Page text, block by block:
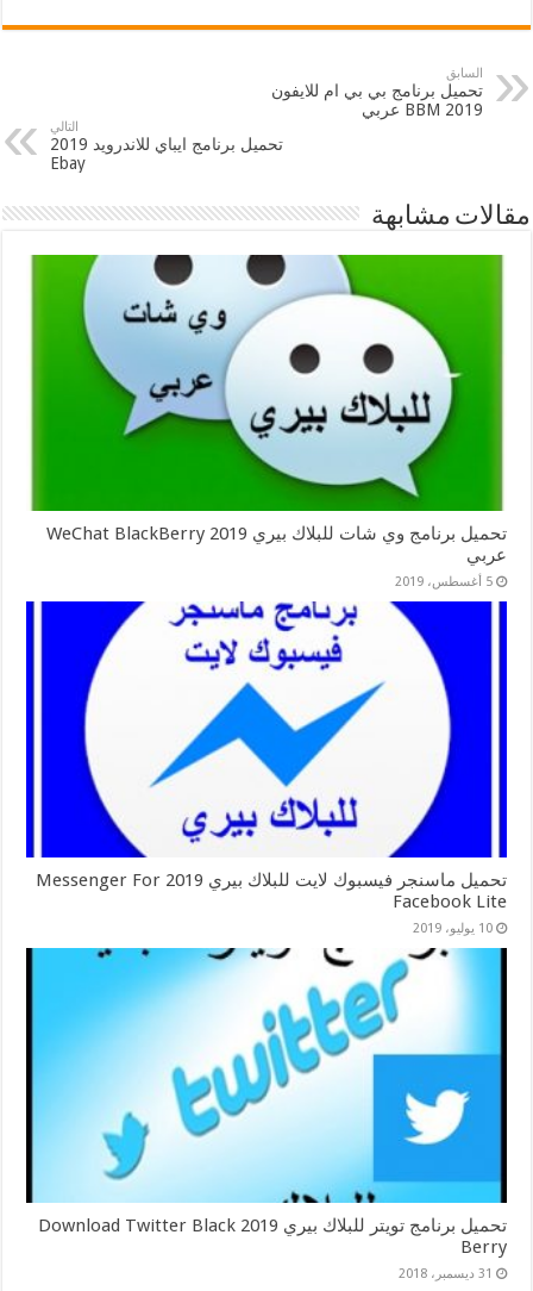
السابق
تحميل برنامج بي بي ام للايفون
2019 BBM عربي
التالي
تحميل برنامج ايباي للاندرويد 2019
Ebay
مقالات مشابهة
تحميل برنامج وي شات للبلاك بيري 2019 WeChat BlackBerry
عربي
5 أغسطس، 2019
تحميل ماسنجر فيسبوك لايت للبلاك بيري 2019 Messenger For
Facebook Lite
10 يوليو، 2019
تحميل برنامج تويتر للبلاك بيري 2019 Download Twitter Black
Berry
31 ديسمبر، 2018